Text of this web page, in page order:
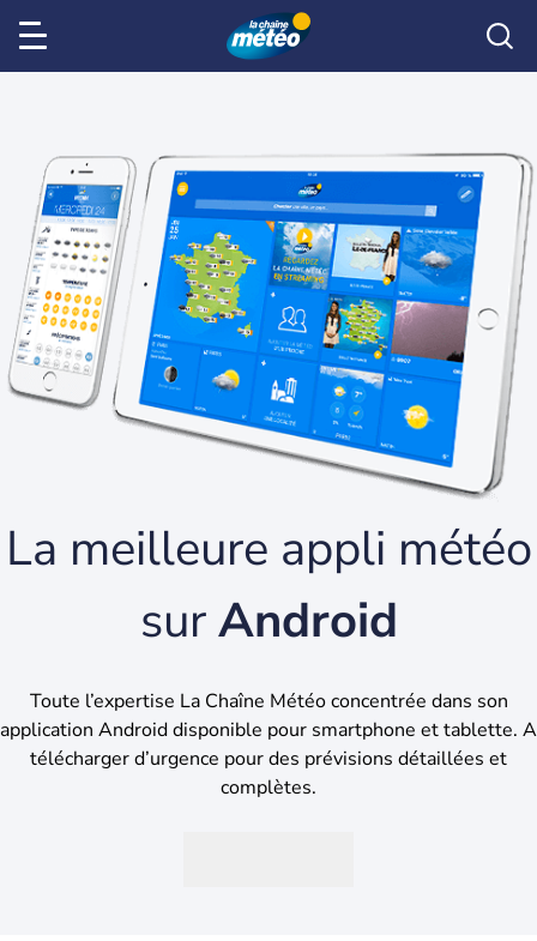
La meilleure appli météo
surAndroid
Toute l’expertise La Chaîne Météo concentrée dans son
application Android disponible pour smartphone et tablette. A
télécharger d’urgence pour des prévisions détaillées et
complètes.